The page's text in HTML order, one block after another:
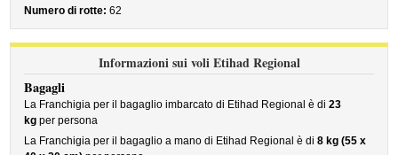
Numero di rotte: 62
Informazioni sui voli Etihad Regional
Bagagli
La Franchigia per il bagaglio imbarcato di Etihad Regional è di23
kg per persona
La Franchigia per il bagaglio a mano di Etihad Regional è di8 kg (55 x